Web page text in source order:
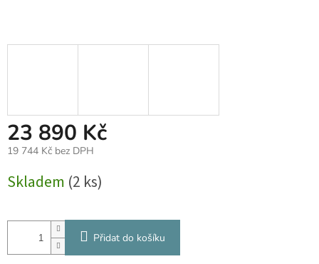
23 890 Kč
19 744 Kč bez DPH
cena:
Skladem (2 ks)
Přidat do košíku